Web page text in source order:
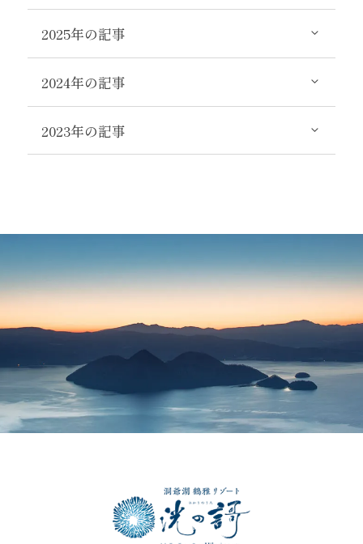
2025年の記事
2024年の記事
2023年の記事